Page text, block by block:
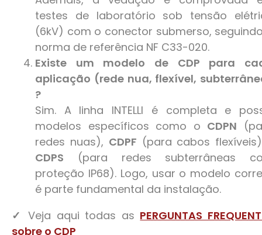
testes de laboratório sob tensão
(6kV) com o conector submerso,
norma de referência NF C33-020.
Existe um modelo de CDP para
aplicação (rede nua, flexível,
?
Sim. A linha INTELLI é completa e
modelos específicos como o CDPN
redes nuas), CDPF (para cabos
CDPS (para redes subterrâneas
proteção IP68). Logo, usar o modelo
é parte fundamental da instalação.
✓Veja aqui todas as PERGUNTAS
sobre o CDP